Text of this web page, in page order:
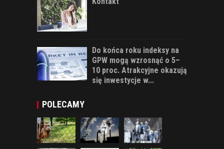
Do końca roku indeksy na
GPW mogą wzrosnąć o 5–
10 proc. Atrakcyjne okazują
się inwestycje w...
POLECAMY